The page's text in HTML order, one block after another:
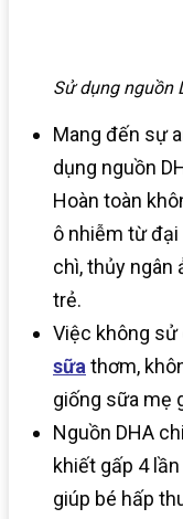
Sử dụng nguồn
Mang đến sự
dụng nguồn
Hoàn toàn
ô nhiễm từ
chì, thủy ngân
trẻ.
Việc không sử
sữathơm,
giống sữa mẹ
Nguồn DHA
khiết gấp 4
giúp bé hấp